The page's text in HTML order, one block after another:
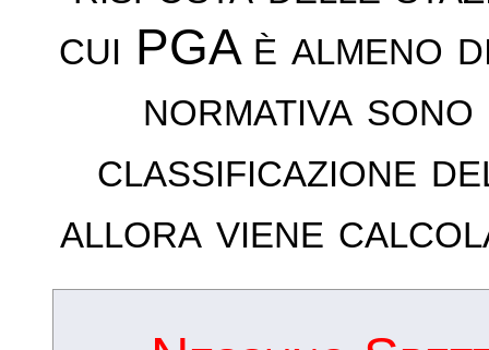
cui PGA è almeno
normativa
classificazione
allora viene